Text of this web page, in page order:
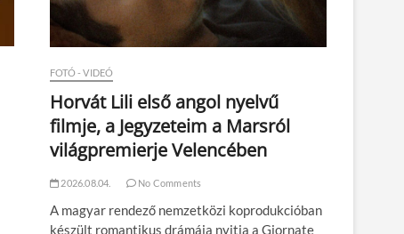
FOTÓ - VIDEÓ
Horvát Lili első angol nyelvű
filmje, a Jegyzeteim a Marsról
világpremierje Velencében
2026.08.04. No Comments
A magyar rendező nemzetközi koprodukcióban
készült romantikus drámája nyitja a Giornate